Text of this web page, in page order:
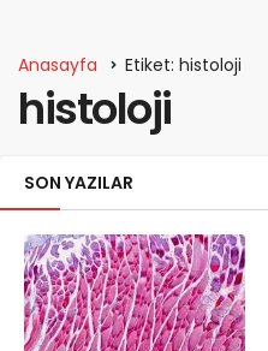
Anasayfa Etiket: histoloji
histoloji
SON YAZILAR